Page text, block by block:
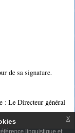
de sa signature.
: Le Directeur général
linguistique et
x